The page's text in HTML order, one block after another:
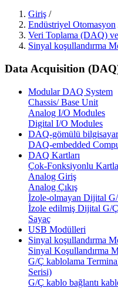
Giriş /
Endüstriyel Otomasyon
Veri Toplama (DAQ)
Sinyal koşullandırma
Data Acquisition
Modular DAQ System
Chassis/ Base Unit
Analog I/O Modules
Digital I/O Modules
DAQ-gömülü bilgisayar
DAQ-embedded
DAQ Kartları
Çok-Fonksiyonlu
Analog Giriş
Analog Çıkış
İzole-olmayan Dijital
İzole edilmiş Dijital G/Ç
Sayaç
USB Modülleri
Sinyal koşullandırma
Sinyal Koşullandırma
G/Ç kablolama
Serisi)
G/Ç kablo bağlantı